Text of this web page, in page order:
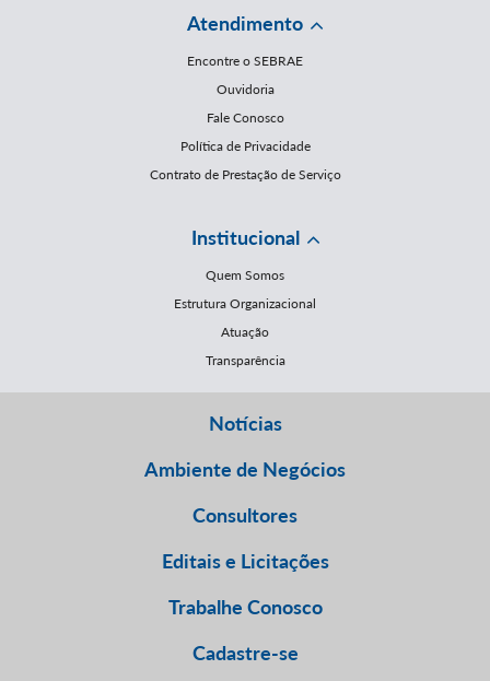
Atendimento
Encontre o SEBRAE
Ouvidoria
Fale Conosco
Política de Privacidade
Contrato de Prestação de Serviço
Institucional
Quem Somos
Estrutura Organizacional
Atuação
Transparência
Notícias
Ambiente de Negócios
Consultores
Editais e Licitações
Trabalhe Conosco
Cadastre-se